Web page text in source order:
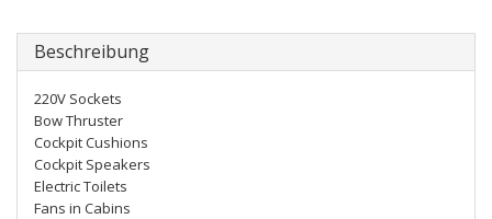
Beschreibung
220V Sockets
Bow Thruster
Cockpit Cushions
Cockpit Speakers
Electric Toilets
Fans in Cabins